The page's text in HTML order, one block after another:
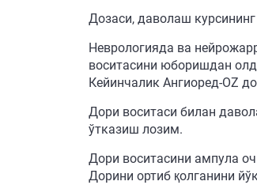
Дозаси, даволаш
Неврологияда ва
воситасини юборишдан
Кейинчалик Ангиоред-OZ
Дори воситаси билан
ўтказиш лозим.
Дори воситасини ампула
Дорини ортиб қолганини